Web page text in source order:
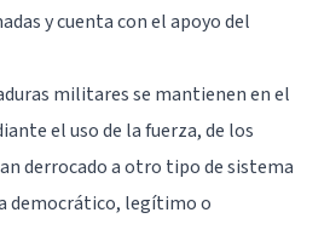
y cuenta con el apoyo del
militares se mantienen en el
el uso de la fuerza, de los
derrocado a otro tipo de sistema
democrático, legítimo o